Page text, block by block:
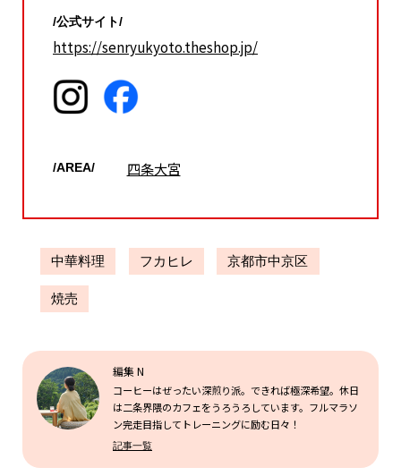
/公式サイト/
https://senryukyoto.theshop.jp/
/AREA/ 四条大宮
中華料理 フカヒレ 京都市中京区
焼売
編集 N
コーヒーはぜったい深煎り派。できれば極深希望。休日
は二条界隈のカフェをうろうろしています。フルマラソ
ン完走目指してトレーニングに励む日々！
記事一覧